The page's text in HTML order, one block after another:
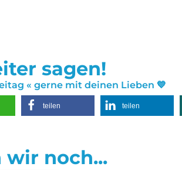
sagen!
« gerne mit deinen Lieben 💙
teilen teilen
wir noch...